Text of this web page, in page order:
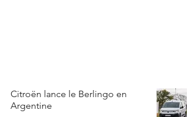
Citroën lance le Berlingo en
Argentine